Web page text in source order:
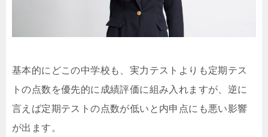
基本的にどこの中学校も、実力テストよりも定期テス
トの点数を優先的に成績評価に組み入れますが、逆に
言えば定期テストの点数が低いと内申点にも悪い影響
が出ます。